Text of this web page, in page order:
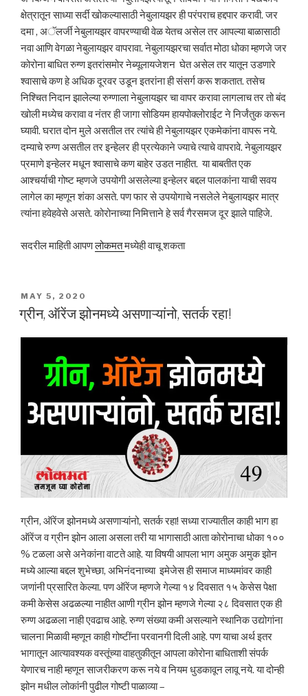
क्षेत्रातून साध्या सर्दी खोकल्यासाठी नेबुलायझर ही परंपराच हद्दपार करावी. जर
दमा , अॅलर्जी नेबुलायझर वापरण्याची वेळ येतच असेल तर आपल्या बाळासाठी
नवा आणि वेगळा नेबुलायझर वापरावा. नेबुलायझरचा सर्वात मोठा धोका म्हणजे जर
कोरोना बाधित रुग्ण इतरांसमोर नेब्यूलायजेशन घेत असेल तर यातून उडणारे
श्वासाचे कण हे अधिक दूरवर उडून इतरांना ही संसर्ग करू शकतात. तसेच
निश्चित निदान झालेल्या रुग्णाला नेबुलायझर चा वापर करावा लागलाच तर तो बंद
खोली मध्येच करावा व नंतर ही जागा सोडियम हायपोक्लोराईट ने निर्जंतुक करून
घ्यावी. घरात दोन मुले असतील तर त्यांचे ही नेबुलायझर एकमेकांना वापरू नये.
दम्याचे रुग्ण असतील तर इन्हेलर ही प्रत्येकाने ज्याचे त्याचे वापरावे. नेबुलायझर
प्रमाणे इन्हेलर मधून श्वासाचे कण बाहेर उडत नाहीत. या बाबतीत एक
आश्चर्याची गोष्ट म्हणजे उपयोगी असलेल्या इन्हेलर बद्दल पालकांना याची सवय
लागेल का म्हणून शंका असते. पण फार से उपयोगाचे नसलेले नेबुलायझर मात्र
त्यांना हवेहवेसे असते. कोरोनाच्या निमित्ताने हे सर्व गैरसमज दूर झाले पाहिजे.
सदरील माहिती आपणलोकमतमध्येही वाचू शकता
POSTED
ON
MAY 5, 2020
ग्रीन, ऑरेंज झोनमध्ये असणाऱ्यांनो, सतर्क रहा!
ग्रीन, ऑरेंज झोनमध्ये असणाऱ्यांनो, सतर्क रहा! सध्या राज्यातील काही भाग हा
ऑरेंज व ग्रीन झोन आला असला तरी या भागासाठी आता कोरोनाचा धोका १००
% टळला असे अनेकांना वाटते आहे. या विषयी आपला भाग अमुक अमुक झोन
मध्ये आल्या बद्दल शुभेच्छा, अभिनंदनाच्या इमेजेस ही समाज माध्यमांवर काही
जणांनी प्रसारित केल्या. पण ऑरेंज म्हणजे गेल्या १४ दिवसात १५ केसेस पेक्षा
कमी केसेस अढळल्या नाहीत आणी ग्रीन झोन म्हणजे गेल्या २८ दिवसात एक ही
रुग्ण अढळला नाही एवढाच आहे. रुग्ण संख्या कमी असल्याने स्थानिक उद्योगांना
चालना मिळावी म्हणून काही गोष्टींना परवानगी दिली आहे. पण याचा अर्थ इतर
भागातून आत्यावश्यक वस्तूंच्या वाहतुकीतून आपला कोरोना बाधिताशी संपर्क
येणारच नाही म्हणून साजरीकरण करू नये व नियम धुडकावून लावू नये. या दोन्ही
झोन मधील लोकांनी पुढील गोष्टी पाळाव्या –